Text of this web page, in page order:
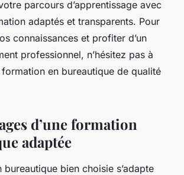
parcours d’apprentissage avec
adaptés et transparents. Pour
connaissances et profiter d’un
professionnel, n’hésitez pas à
en bureautique de qualité
d’une formation
adaptée
bien choisie s’adapte